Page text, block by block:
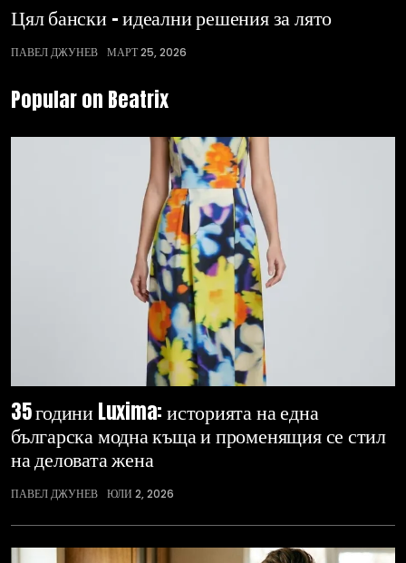
Цял бански – идеални решения за лято
ПАВЕЛ ДЖУНЕВ МАРТ 25, 2026
Popular on Beatrix
35 години Luxima: историята на една
българска модна къща и променящия се стил
на деловата жена
ПАВЕЛ ДЖУНЕВ ЮЛИ 2, 2026